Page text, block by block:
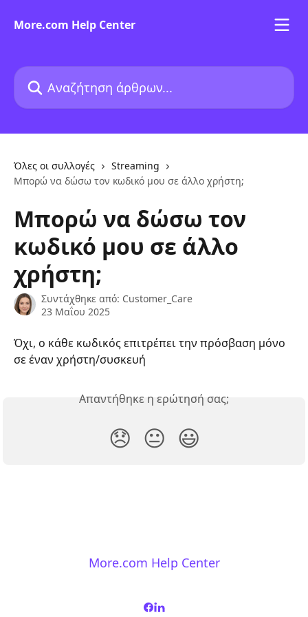
More.com Help Center
Αναζήτηση άρθρων...
Όλες οι συλλογές
Streaming
Μπορώ να δώσω τον κωδικό μου σε άλλο χρήστη;
Μπορώ να δώσω τον
κωδικό μου σε άλλο
χρήστη;
Συντάχθηκε από: Customer_Care
23 Μαΐου 2025
Όχι, ο κάθε κωδικός επιτρέπει την πρόσβαση μόνο
σε έναν χρήστη/συσκευή
Απαντήθηκε η ερώτησή σας;
😞 😐 😃
More.com Help Center